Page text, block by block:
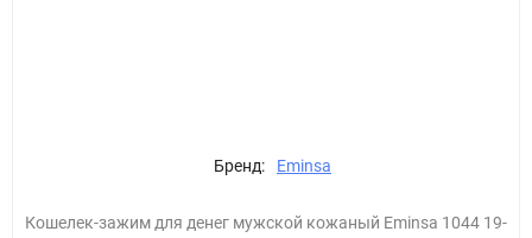
Бренд: Eminsa
Кошелек-зажим для денег мужской кожаный Eminsa 1044 19-